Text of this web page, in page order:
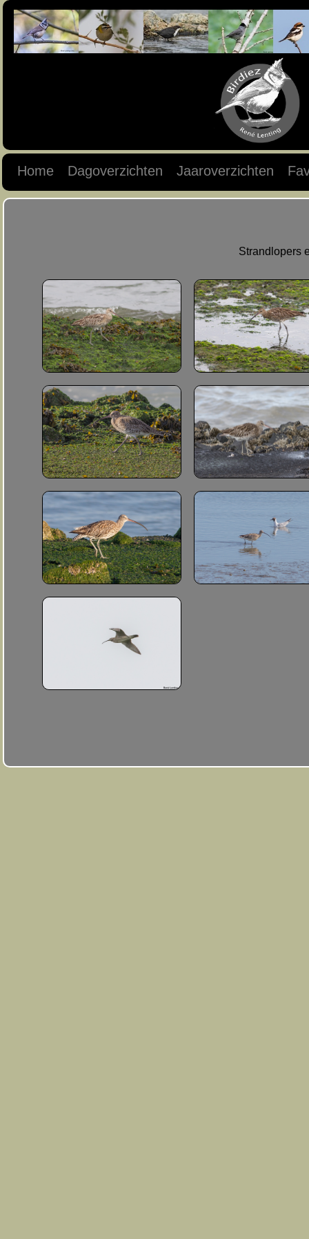
Home Dagoverzichten Jaaroverzichten
Strandlopers